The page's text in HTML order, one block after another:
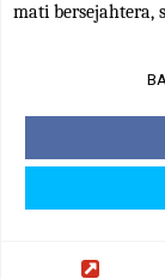
mati bersejahtera,